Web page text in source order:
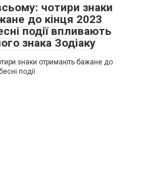
чотири знаки
до кінця 2023
події впливають
знака Зодіаку
знаки отримають бажане до
події